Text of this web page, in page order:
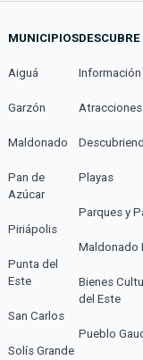
MUNICIPIOS
Aiguá
Garzón
Maldonado
Pan de
Azúcar
Piriápolis
Punta del
Este
San Carlos
Solís Grande
Información
Playas
Parques y
Maldonado
Bienes
del Este
Pueblo